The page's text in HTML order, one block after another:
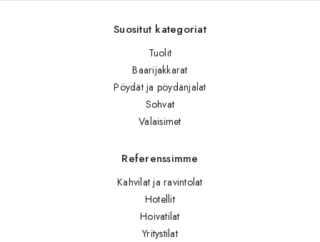
Suositut kategoriat
Tuolit
Baarijakkarat
Pöydät ja pöydänjalat
Sohvat
Valaisimet
Referenssimme
Kahvilat ja ravintolat
Hotellit
Hoivatilat
Yritystilat